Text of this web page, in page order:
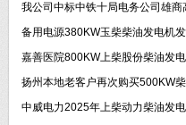
我公司中标中铁十局电务公司雄
备用电源380KW玉柴柴油发电机
嘉善医院800KW上柴股份柴油发
扬州本地老客户再次购买500KW
中威电力2025年上柴动力柴油发